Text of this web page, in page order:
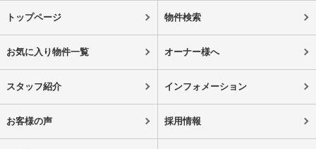
トップページ 物件検索
お気に入り物件一覧 オーナー様へ
スタッフ紹介 インフォメーション
お客様の声 採用情報